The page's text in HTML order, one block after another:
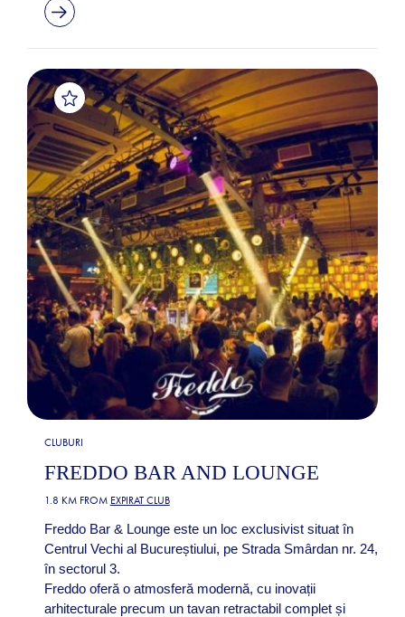
CLUBURI
FREDDO BAR AND LOUNGE
1.8 KM FROM EXPIRAT CLUB
Freddo Bar & Lounge este un loc exclusivist situat în
Centrul Vechi al Bucureștiului, pe Strada Smârdan nr. 24,
în sectorul 3.
Freddo oferă o atmosferă modernă, cu inovații
arhitecturale precum un tavan retractabil complet și